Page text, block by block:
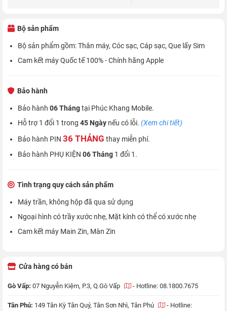
Bộ sản phẩm
Bộ sản phẩm gồm: Thân máy, Cóc sạc, Cáp sạc, Que lấy Sim
Cam kết máy Quốc tế 100% - Chính hãng Apple
Bảo hành
Bảo hành 06 Thángtại Phúc Khang Mobile.
Hỗ trợ 1 đổi 1 trong 45 Ngày nếu có lỗi. (Xem chi tiết)
Bảo hành PIN 36 THÁNG thay miễn phí.
Bảo hành PHỤ KIỆN 06 Tháng 1 đổi 1.
Tình trạng quy cách sản phẩm
Máy trần, không hộp đã qua sử dụng
Ngoại hình có trầy xước nhẹ, Mặt kính có thể có xước nhẹ
Cam kết máy Main Zin, Màn Zin
Cửa hàng có bán
Gò Vấp: 07 Nguyễn Kiệm, P.3, Q.Gò Vấp - Hotline: 08.1800.7675
Tân Phú: 149 Tân Kỳ Tân Quý, Tân Sơn Nhì, Tân Phú - Hotline: